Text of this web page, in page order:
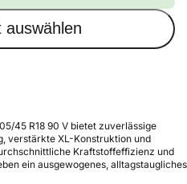
auswählen
45 R18 90 V bietet zuverlässige
verstärkte XL-Konstruktion und
Kraftstoffeffizienz und
ein ausgewogenes, alltagstaugliches